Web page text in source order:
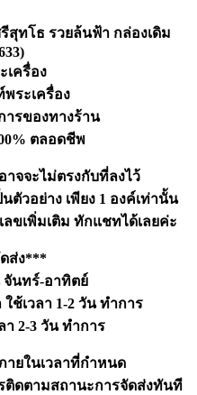
ทโธ รวยล้นฟ้า กล่องเดิม
เครื่อง
ระเครื่อง
รของทางร้าน
ตลอดชีพ
จจะไม่ตรงกับที่ลงไว้
ตัวอย่าง เพียง 1 องค์เท่านั้น
ขเพิ่มเติม ทักแชทได้เลยค่ะ
ส่ง***
นทร์-อาทิตย์
ช้เวลา 1-2 วัน ทำการ
า 2-3 วัน ทำการ
ยในเวลาที่กำหนด
ติดตามสถานะการจัดส่งทันที